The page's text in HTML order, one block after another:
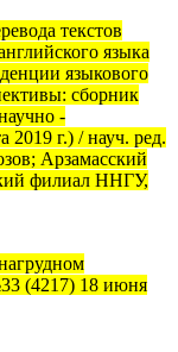
текстов
языка
языкового
сборник
-
2019 г.) / науч. ред.
Арзамасский
филиал ННГУ,
(4217) 18 июня